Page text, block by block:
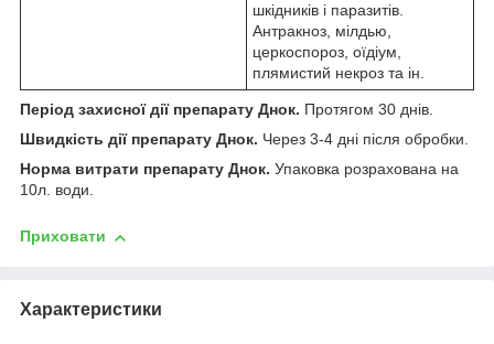
шкідників і паразитів.
Антракноз, мілдью,
церкоспороз, оїдіум,
плямистий некроз та ін.
Період захисної дії препарату Днок. Протягом 30 днів.
Швидкість дії препарату Днок. Через 3-4 дні після обробки.
Норма витрати препарату Днок. Упаковка розрахована на
10л. води.
Приховати
Характеристики